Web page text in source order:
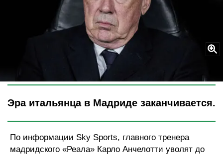
Legion-Media
Эра итальянца в Мадриде заканчивается.
По информации Sky Sports, главного тренера
мадридского «Реала» Карло Анчелотти уволят до